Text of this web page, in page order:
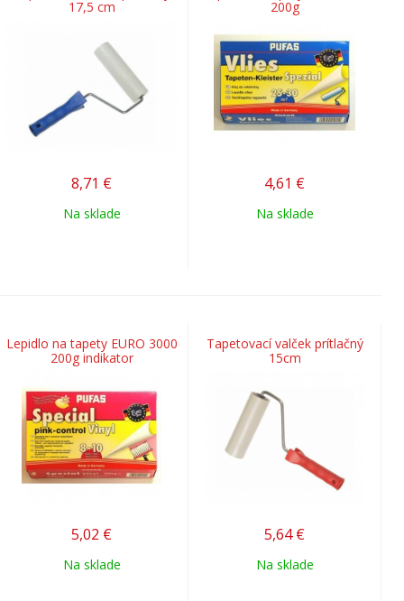
17,5 cm
8,71 €
Na sklade
200g
4,61 €
Na sklade
Lepidlo na tapety EURO 3000
200g indikator
5,02 €
Na sklade
Tapetovací valček prítlačný
15cm
5,64 €
Na sklade